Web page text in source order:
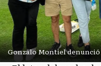
Gonzalo Montiel denunció